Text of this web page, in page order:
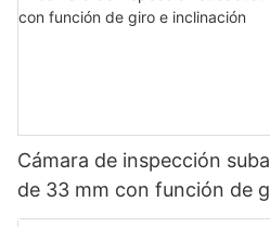
Cámara de inspección
de 33 mm con función de